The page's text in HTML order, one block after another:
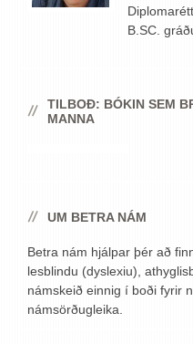
B.SC.
TILBOÐ: BÓKIN SEM
MANNA
UM BETRA NÁM
Betra nám hjálpar þér að
lesblindu (dyslexiu),
námskeið einnig í boði fyrir
námsörðugleika.